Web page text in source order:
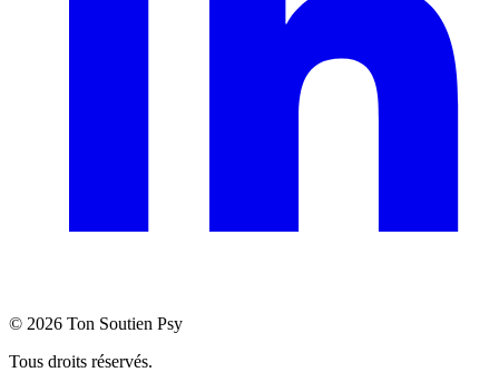
© 2026 Ton Soutien Psy
Tous droits réservés.